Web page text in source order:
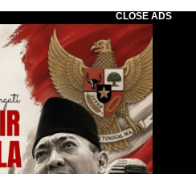
CLOSE ADS